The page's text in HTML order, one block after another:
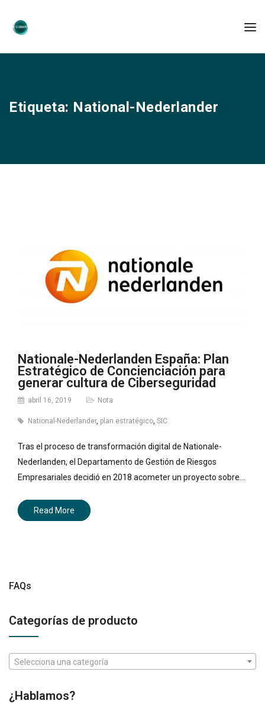
Etiqueta: National-Nederlander
Nationale-Nederlanden España: Plan
Estratégico de Concienciación para
generar cultura de Ciberseguridad
abril 16, 2019 Nota
National-Nederlander, plan estratégico SIC
Tras el proceso de transformación digital de Nationale-
Nederlanden, el Departamento de Gestión de Riesgos
Empresariales decidió en 2018 acometer un proyecto sobre…
Read More
FAQs
Categorías de producto
Selecciona una categoría
¿Hablamos?